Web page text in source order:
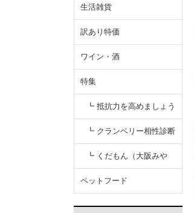
生活雑貨
訳あり特価
ワイン・酒
特集
┗ 抵抗力を高めましょう
┗ クランベリー相性診断
┗ くだもん（大阪みや
げ）
ペットフード